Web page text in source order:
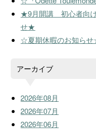
★9月開講 初心者向け
せ★
☆夏期休暇のお知ら
アーカイブ
2026年08月
2026年07月
2026年06月